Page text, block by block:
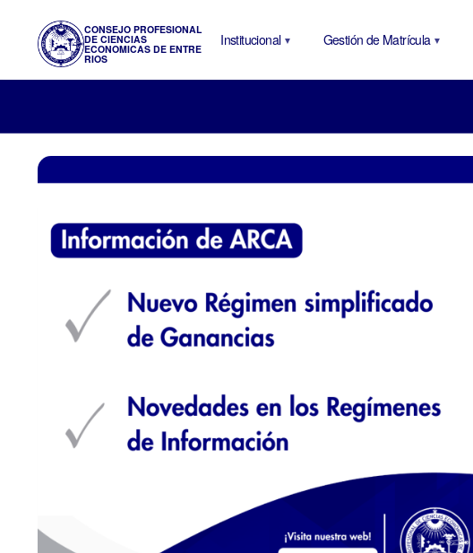
CONSEJO PROFESIONAL
DE CIENCIAS
ECONOMICAS DE ENTRE
RIOS
Institucional Gestión de Matrícula